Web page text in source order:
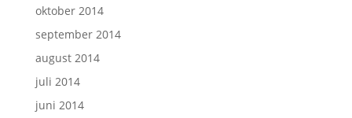
oktober 2014
september 2014
august 2014
juli 2014
juni 2014